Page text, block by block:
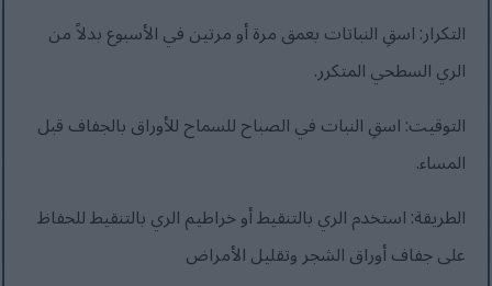
التكرار: اسقِ النباتات بعمق مرة أو مرتين في الأسبوع بدلاً من
الري السطحي المتكرر.
التوقيت: اسقِ النبات في الصباح للسماح للأوراق بالجفاف قبل
المساء.
الطريقة: استخدم الري بالتنقيط أو خراطيم الري بالتنقيط للحفاظ
على جفاف أوراق الشجر وتقليل الأمراض